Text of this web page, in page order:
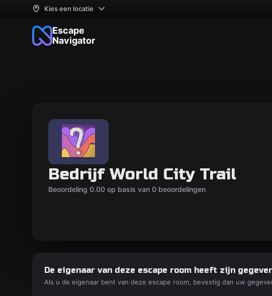
Kies een locatie
Escape
Navigator
Bedrijf World City Trail
Beoordeling 0.00 op basis van 0 beoordelingen
De eigenaar van deze escape room heeft zijn
Als u de eigenaar bent van deze escape room, bevestig dan uw